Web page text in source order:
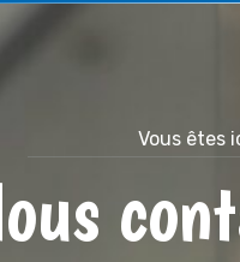
Vous êtes